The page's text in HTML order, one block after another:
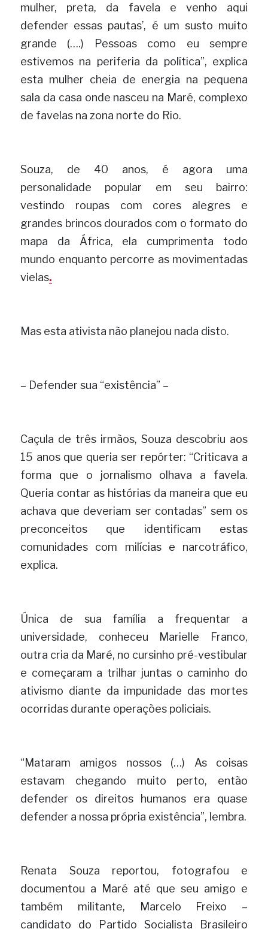
mulher, preta, da favela e venho aqui
defender essas pautas’, é um susto muito
grande (….) Pessoas como eu sempre
estivemos na periferia da política”, explica
esta mulher cheia de energia na pequena
sala da casa onde nasceu na Maré, complexo
de favelas na zona norte do Rio.
Souza, de 40 anos, é agora uma
personalidade popular em seu bairro:
vestindo roupas com cores alegres e
grandes brincos dourados com o formato do
mapa da África, ela cumprimenta todo
mundo enquanto percorre as movimentadas
vielas.
Mas esta ativista não planejou nada disto.
– Defender sua “existência” –
Caçula de três irmãos, Souza descobriu aos
15 anos que queria ser repórter: “Criticava a
forma que o jornalismo olhava a favela.
Queria contar as histórias da maneira que eu
achava que deveriam ser contadas” sem os
preconceitos que identificam estas
comunidades com milícias e narcotráfico,
explica.
Única de sua família a frequentar a
universidade, conheceu Marielle Franco,
outra cria da Maré, no cursinho pré-vestibular
e começaram a trilhar juntas o caminho do
ativismo diante da impunidade das mortes
ocorridas durante operações policiais.
“Mataram amigos nossos (…) As coisas
estavam chegando muito perto, então
defender os direitos humanos era quase
defender a nossa própria existência”, lembra.
Renata Souza reportou, fotografou e
documentou a Maré até que seu amigo e
também militante, Marcelo Freixo –
candidato do Partido Socialista Brasileiro